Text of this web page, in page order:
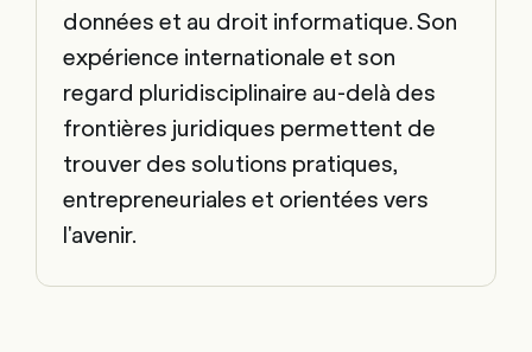
données et au droit informatique. Son
expérience internationale et son
regard pluridisciplinaire au-delà des
frontières juridiques permettent de
trouver des solutions pratiques,
entrepreneuriales et orientées vers
l'avenir.